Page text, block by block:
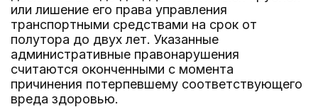
или лишение его права управления
транспортными средствами на срок от
полутора до двух лет. Указанные
административные правонарушения
считаются оконченными с момента
причинения потерпевшему соответствующего
вреда здоровью.